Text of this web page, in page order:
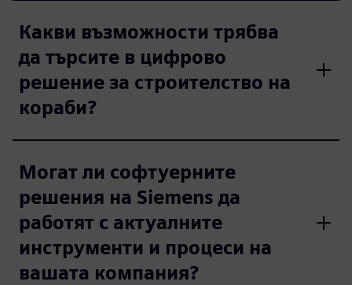
Какви възможности трябва
да търсите в цифрово
решение за строителство на
кораби?
Могат ли софтуерните
решения на Siemens да
работят с актуалните
инструменти и процеси на
вашата компания?